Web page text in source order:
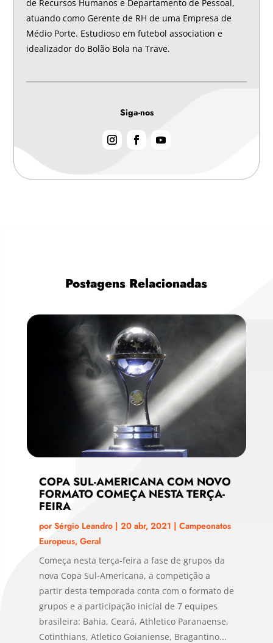
de Recursos Humanos e Departamento de Pessoal,
atuando como Gerente de RH de uma Empresa de
Médio Porte. Estudioso em futebol association e
idealizador do Bolão Bola na Trave.
Siga-nos
Postagens Relacionadas
COPA SUL-AMERICANA COM NOVO
FORMATO COMEÇA NESTA TERÇA-
FEIRA
porSérgio Leandro| 20 abr, 2021 | Campeonatos
Europeus, Geral
Começa nesta terça-feira a fase de grupos da
nova Copa Sul-Americana, a competição a
partir desta temporada conta com o formato de
grupos e a participação inicial de 7 equipes
brasileira: Bahia, Ceará, Athletico Paranaense,
Cotinthians, Atletico Goianiense, Bragantino...